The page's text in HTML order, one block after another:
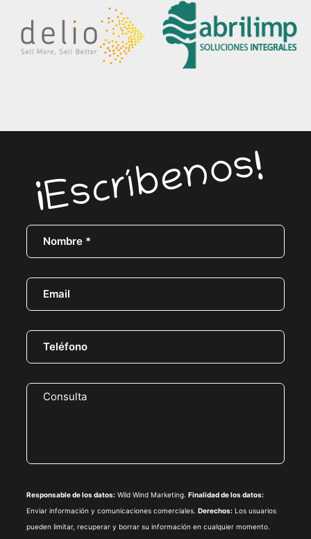
¡Escríbenos!
Responsable de los datos: Wild Wind Marketing. Finalidad de los datos:
Enviar información y comunicaciones comerciales. Derechos: Los usuarios
pueden limitar, recuperar y borrar su información en cualquier momento.